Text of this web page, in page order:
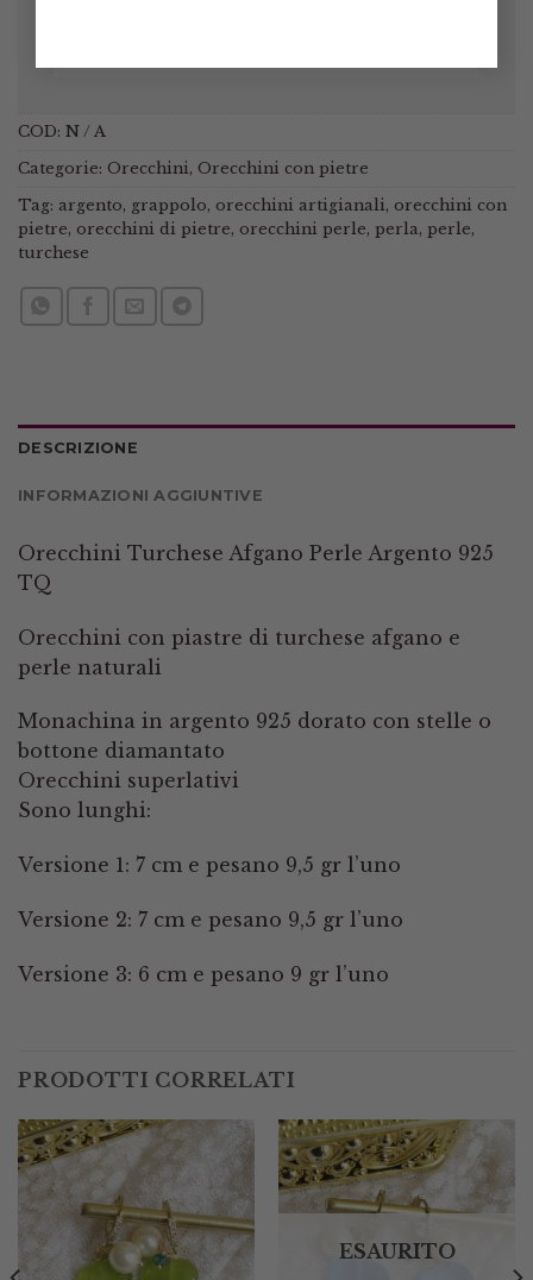
COD: N / A
Categorie: Orecchini , Orecchini con pietre
Tag: argento, grappolo, orecchini artigianali , orecchini con
pietre, orecchini di pietre, orecchini perle, perla , perle,
turchese
DESCRIZIONE
INFORMAZIONI AGGIUNTIVE
Orecchini Turchese Afgano Perle Argento 925
TQ
Orecchini con piastre di turchese afgano e
perle naturali
Monachina in argento 925 dorato con stelle o
bottone diamantato
Orecchini superlativi
Sono lunghi:
Versione 1: 7 cm e pesano 9,5 gr l’uno
Versione 2: 7 cm e pesano 9,5 gr l’uno
Versione 3: 6 cm e pesano 9 gr l’uno
PRODOTTI CORRELATI
ESAURITO